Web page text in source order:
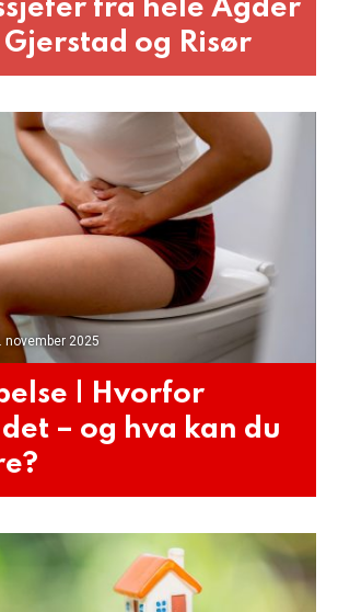
fra hele Agder
Gjerstad og Risør
november 2025
| Hvorfor
– og hva kan du